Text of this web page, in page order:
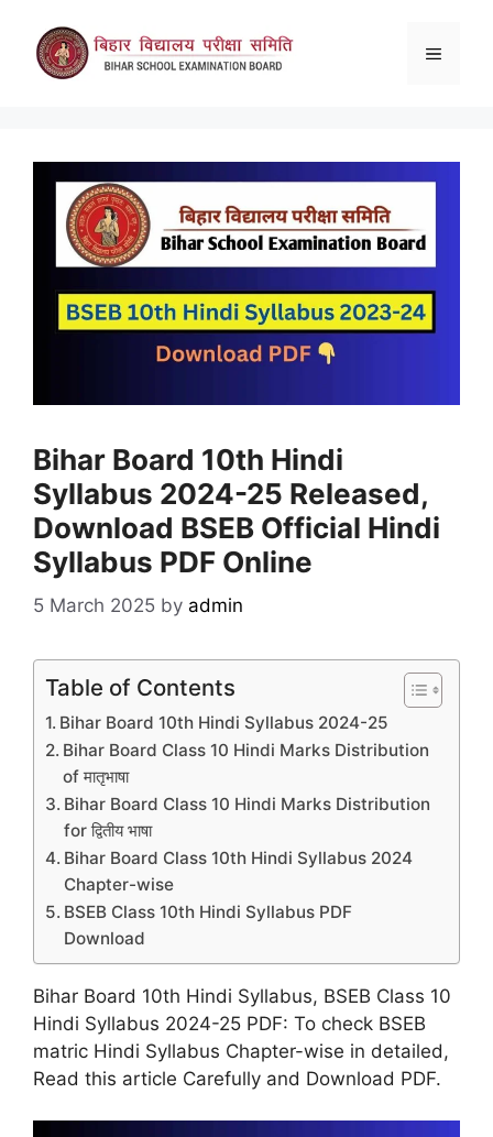
content
Menu
Bihar Board 10th Hindi
Syllabus 2024-25 Released,
Download BSEB Official Hindi
Syllabus PDF Online
5 March 2025 by admin
Table of Contents
Bihar Board 10th Hindi Syllabus 2024-25
Bihar Board Class 10 Hindi Marks Distribution
of मातृभाषा
Bihar Board Class 10 Hindi Marks Distribution
for द्वितीय भाषा
Bihar Board Class 10th Hindi Syllabus 2024
Chapter-wise
BSEB Class 10th Hindi Syllabus PDF
Download
Bihar Board 10th Hindi Syllabus, BSEB Class 10
Hindi Syllabus 2024-25 PDF: To check BSEB
matric Hindi Syllabus Chapter-wise in detailed,
Read this article Carefully and Download PDF.